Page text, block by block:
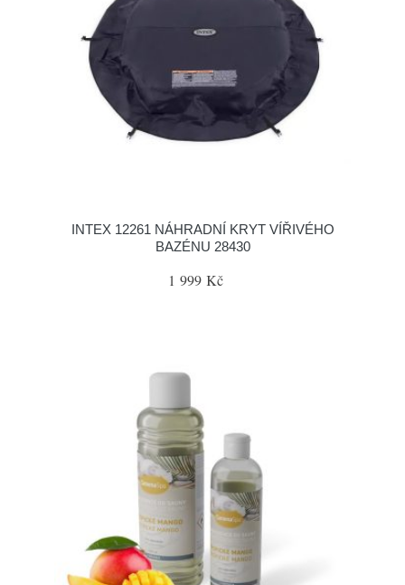
INTEX 12261 NÁHRADNÍ KRYT VÍŘIVÉHO
BAZÉNU 28430
1 999 Kč